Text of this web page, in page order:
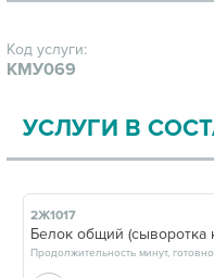
Код услуги:
КМУ069
УСЛУГИ В
2Ж1017
Белок общий (сыворотка